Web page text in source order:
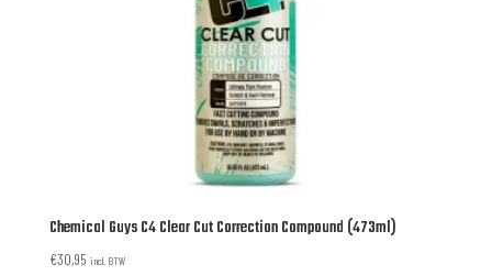
Chemical Guys C4 Clear Cut Correction Compound (473ml)
€30,95 incl. BTW